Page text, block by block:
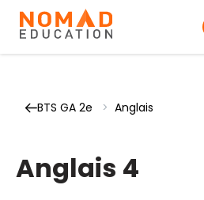
BTS GA 2e > Anglais
Anglais 4